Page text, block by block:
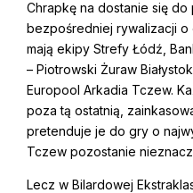
Chrapkę na dostanie się do
bezpośredniej rywalizacji
mają ekipy Strefy Łódź,
– Piotrowski Żuraw
Europool Arkadia Tczew.
poza tą ostatnią,
pretenduje je do gry o
Tczew pozostanie
Lecz w Bilardowej